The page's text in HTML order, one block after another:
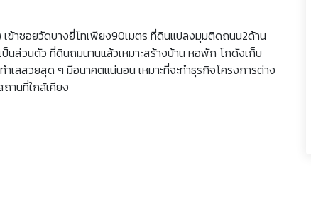
ข้าซอยวัดบางยี่โทเพียง90เมตร ที่ดินแปลงมุมติดถนน2ด้าน
นส่วนตัว ที่ดินถมนานแล้วเหมาะสร้างบ้าน หอพัก โกดังเก็บ
ลสวยสุด ๆ มีอนาคตแน่นอน เหมาะที่จะทำธุรกิจโครงการต่าง
านที่ใกล้เคียง